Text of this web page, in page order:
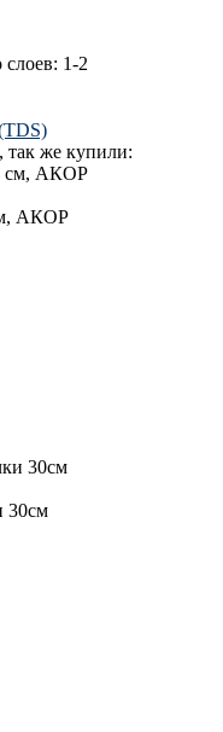
слоев: 1-2
, так же купили:
АКОР
30см